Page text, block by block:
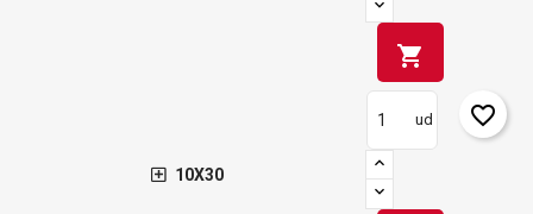
shopping_cart
10X30
ud favorite_border